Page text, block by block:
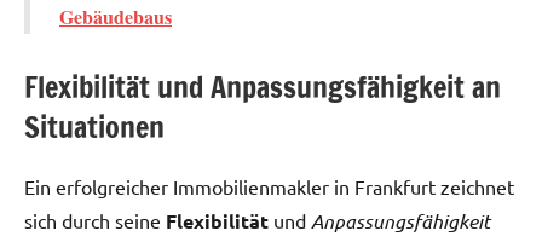
Gebäudebaus
Flexibilität und Anpassungsfähigkeit an
Situationen
Ein erfolgreicher Immobilienmakler in Frankfurt zeichnet
sich durch seine Flexibilität und Anpassungsfähigkeit